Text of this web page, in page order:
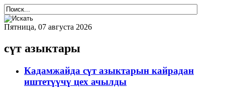
Пятница, 07 августа 2026
сүт азыктары
Кадамжайда сүт азыктарын кайрадан
иштетүүчү цех ачылды